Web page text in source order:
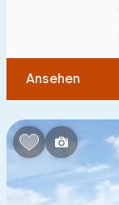
Ansehen